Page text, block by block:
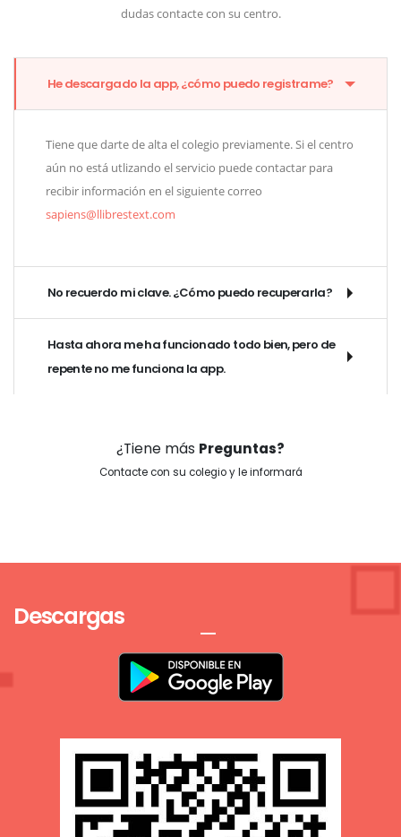
dudas contacte con su centro.
He descargado la app, ¿cómo puedo registrame?
Tiene que darte de alta el colegio previamente. Si el centro
aún no está utlizando el servicio puede contactar para
recibir información en el siguiente correo
sapiens@llibrestext.com
No recuerdo mi clave. ¿Cómo puedo recuperarla?
Hasta ahora me ha funcionado todo bien, pero de
repente no me funciona la app.
¿Tiene más Preguntas?
Contacte con su colegio y le informará
Descargas